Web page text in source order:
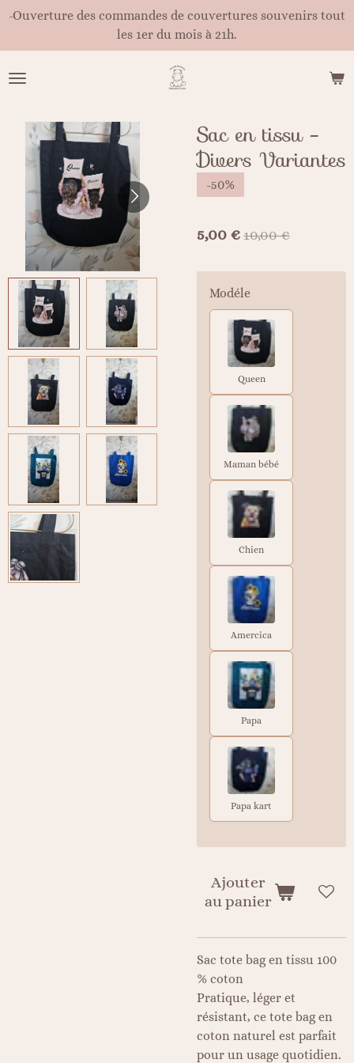
Passer
contenu
principal
-Ouverture des commandes de couvertures souvenirs tout
les 1er du mois à 21h.
Sac en tissu -
Divers Variantes
-50%
5,00 € 10,00 €
Modéle
Queen
Maman bébé
Chien
Amercica
Papa
Papa kart
Ajouter
au panier
Sac tote bag en tissu 100
% coton
Pratique, léger et
résistant, ce tote bag en
coton naturel est parfait
pour un usage quotidien.